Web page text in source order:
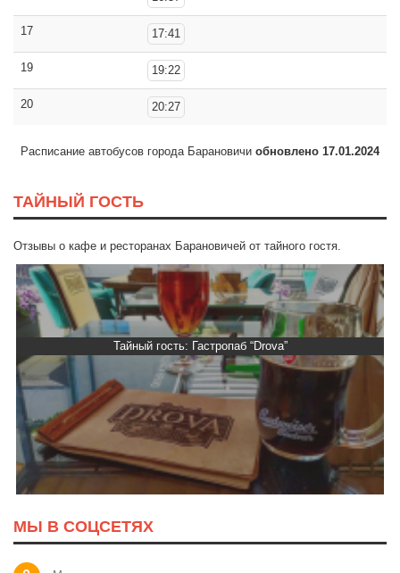
17 17:41
19 19:22
20 20:27
Расписание автобусов города Барановичи обновлено 17.01.2024
ТАЙНЫЙ ГОСТЬ
Отзывы о кафе и ресторанах Барановичей от тайного гостя.
Тайный гость: Гастропаб “Drova”
МЫ В СОЦСЕТЯХ